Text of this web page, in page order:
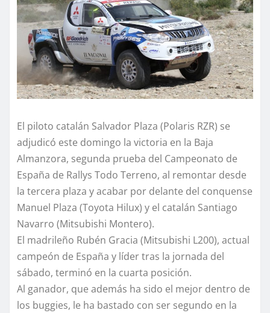
El piloto catalán Salvador Plaza (Polaris RZR) se
adjudicó este domingo la victoria en la Baja
Almanzora, segunda prueba del Campeonato de
España de Rallys Todo Terreno, al remontar desde
la tercera plaza y acabar por delante del conquense
Manuel Plaza (Toyota Hilux) y el catalán Santiago
Navarro (Mitsubishi Montero).
El madrileño Rubén Gracia (Mitsubishi L200), actual
campeón de España y líder tras la jornada del
sábado, terminó en la cuarta posición.
Al ganador, que además ha sido el mejor dentro de
los buggies, le ha bastado con ser segundo en la